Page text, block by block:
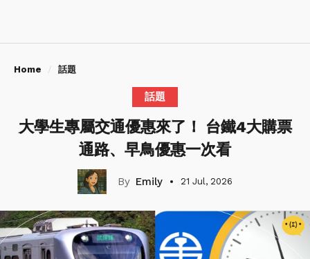
Home 話題
話題
大學生專屬交通優惠來了！ 台鐵4大購票
通路、早鳥優惠一次看
Emily 21 Jul, 2026